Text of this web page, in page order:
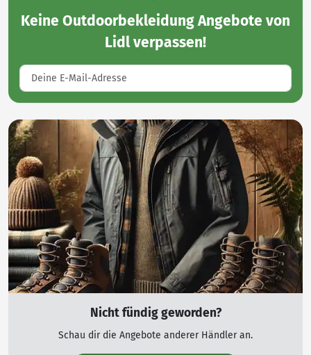
Keine Outdoorbekleidung Angebote von
Lidlverpassen!
Nicht fündig geworden?
Schau dir die Angebote anderer Händler an.